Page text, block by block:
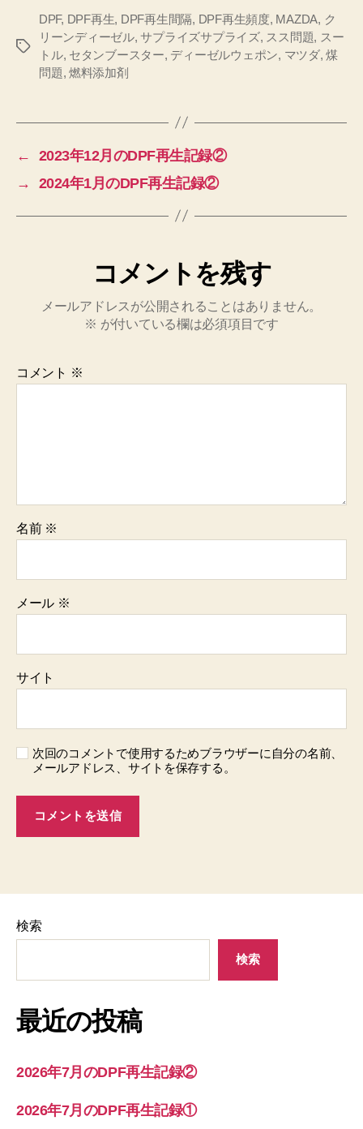
タ
DPF, DPF再生, DPF再生間隔, DPF再生頻度, MAZDA, ク
リーンディーゼル,サプライズサプライズ, スス問題, スー
トル, セタンブースター, ディーゼルウェポン, マツダ,煤
問題, 燃料添加剤
←
2023年12月のDPF再生記録②
→
2024年1月のDPF再生記録②
コメントを残す
メールアドレスが公開されることはありません。
※ が付いている欄は必須項目です
コメント ※
名前 ※
メール ※
サイト
次回のコメントで使用するためブラウザーに自分の名前、
メールアドレス、サイトを保存する。
検索
検索
最近の投稿
2026年7月のDPF再生記録②
2026年7月のDPF再生記録①